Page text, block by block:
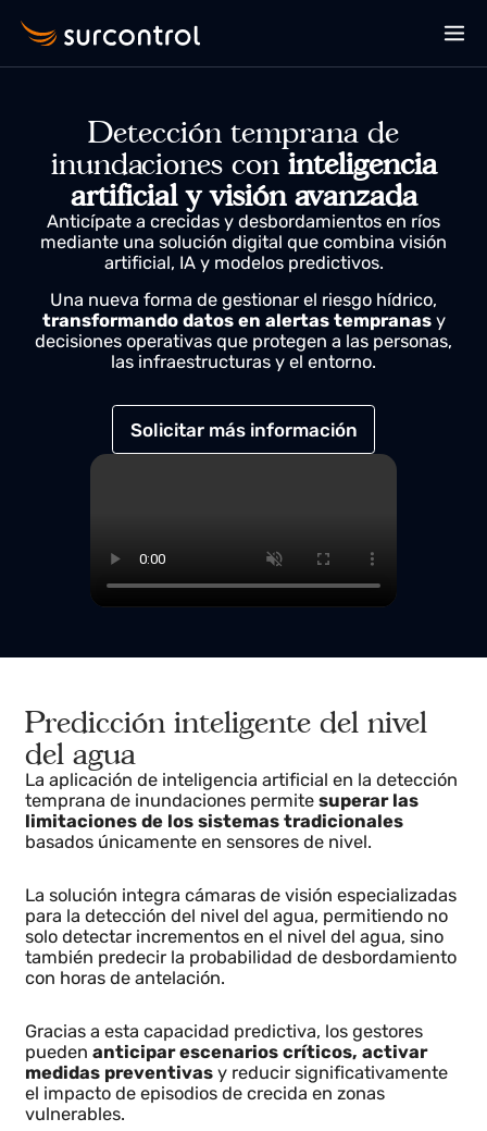
Detección temprana de
inundaciones coninteligencia
artificial y visión avanzada
Anticípate a crecidas y desbordamientos en ríos
mediante una solución digital que combina visión
artificial, IA y modelos predictivos.
Una nueva forma de gestionar el riesgo hídrico,
transformando datos en alertas tempranas
decisiones operativas que protegen a las personas,
Solicitar más información
Predicción inteligente del nivel
del agua
La aplicación de inteligencia artificial en la detección
temprana de inundaciones permitesuperar las
basados únicamente en sensores de nivel.
La solución integra cámaras de visión especializadas
para la detección del nivel del agua, permitiendo no
con horas de antelación.
Gracias a esta capacidad predictiva, los gestores
puedenanticipar escenarios críticos, activar